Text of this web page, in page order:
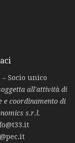
– Socio unico
all'attività di
e coordinamento di
s.r.l.